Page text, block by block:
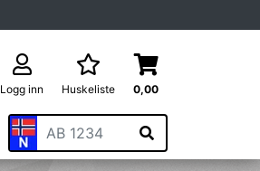
Logg inn Huskeliste 0,00